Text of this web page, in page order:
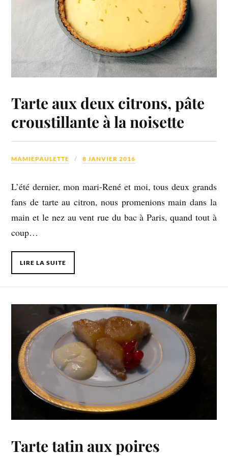
Tarte aux deux citrons, pâte
croustillante à la noisette
MAMIEPAULETTE 8 JANVIER 2016
L’été dernier, mon mari-René et moi, tous deux grands
fans de tarte au citron, nous promenions main dans la
main et le nez au vent rue du bac à Paris, quand tout à
coup…
LIRE LA SUITE
Tarte tatin aux poires